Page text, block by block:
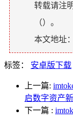
转载请注
（）。
本文地址：
标签： 安卓版下载
上一篇:
启数字资产
下一篇 :